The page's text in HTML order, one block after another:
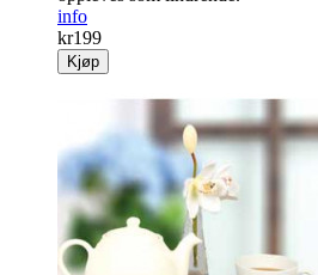
Magnetring